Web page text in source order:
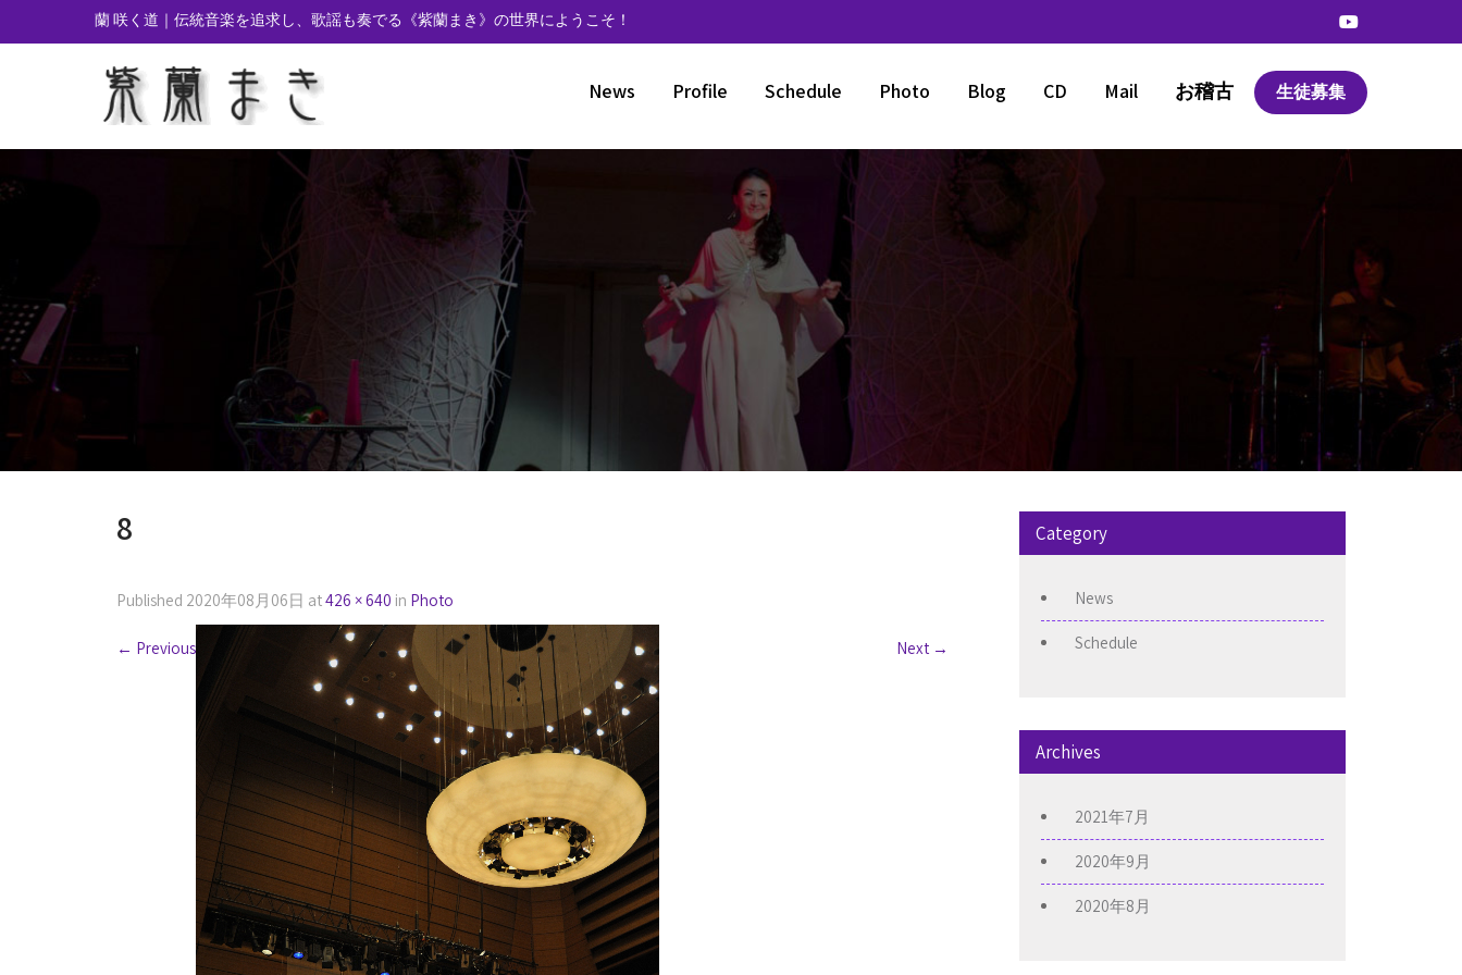
蘭 咲く道｜伝統音楽を追求し、歌謡も奏でる 《紫蘭まき》の世界にようこそ！
News Profile Schedule Photo Blog CD Mail お稽古 生徒募集
8
Published 2020年08月06日 at426 × 640 in Photo
← Previous Next →
Category
News
Schedule
Archives
2021年7月
2020年9月
2020年8月